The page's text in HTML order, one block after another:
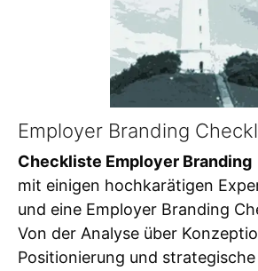
Employer Branding
Checkliste Employer Branding
mit einigen hochkarätigen
und eine Employer Branding
Von der Analyse über
Positionierung und